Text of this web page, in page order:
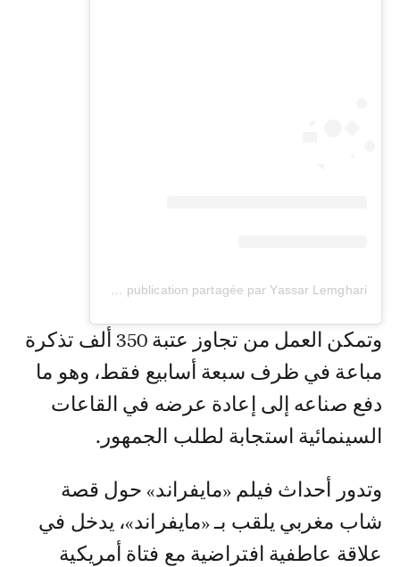
Une publication partagée par Yassar Lemghari يسار لمغاري (@yassarlemghar)
وتمكن العمل من تجاوز عتبة 350 ألف تذكرة
مباعة في ظرف سبعة أسابيع فقط، وهو ما
دفع صناعه إلى إعادة عرضه في القاعات
السينمائية استجابة لطلب الجمهور.
وتدور أحداث فيلم «مايفراند» حول قصة
شاب مغربي يلقب بـ «مايفراند»، يدخل في
علاقة عاطفية افتراضية مع فتاة أمريكية